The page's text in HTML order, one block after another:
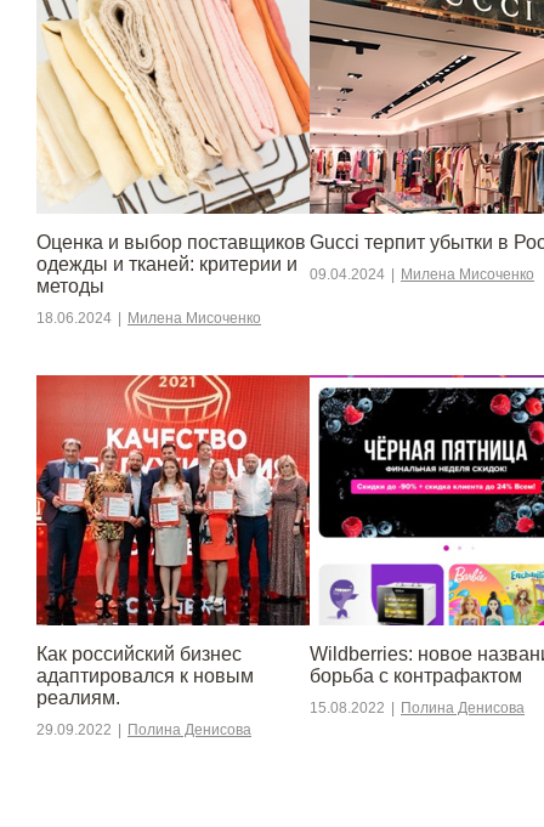
Оценка и выбор поставщиков
одежды и тканей: критерии и
методы
18.06.2024 | Милена Мисоченко
Gucci терпит убытки в
09.04.2024 | Милена Мисоченко
​​Как российский бизнес
адаптировался к новым
реалиям.
29.09.2022 | Полина Денисова
Wildberries: новое
борьба с контрафактом
15.08.2022 | Полина Денисова